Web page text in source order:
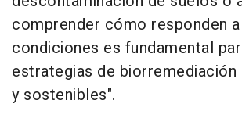
comprender cómo responden
condiciones es fundamental
estrategias de
y sostenibles".